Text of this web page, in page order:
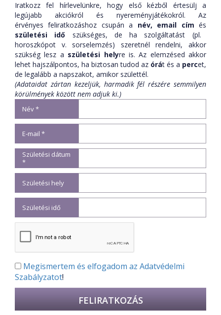
Iratkozz fel hírlevelünkre, hogy első kézből értesülj a
legújabb akciókról és nyereményjátékokról. Az
érvényes feliratkozáshoz csupán a név, email címés
születési idő szükséges, de ha szolgáltatást (pl.
horoszkópot v. sorselemzés) szeretnél rendelni, akkor
szükség lesz a születési helyre is. Az elemzésed akkor
lehet hajszálpontos, ha biztosan tudod az órát és a percet,
de legalább a napszakot, amikor születtél.
(Adataidat zártan kezeljük, harmadik fél részére semmilyen
körülmények között nem adjuk ki.)
Név *
E-mail *
Születési dátum
*
Születési hely
Születési idő
Megismertem és elfogadom az Adatvédelmi
Szabályzatot!